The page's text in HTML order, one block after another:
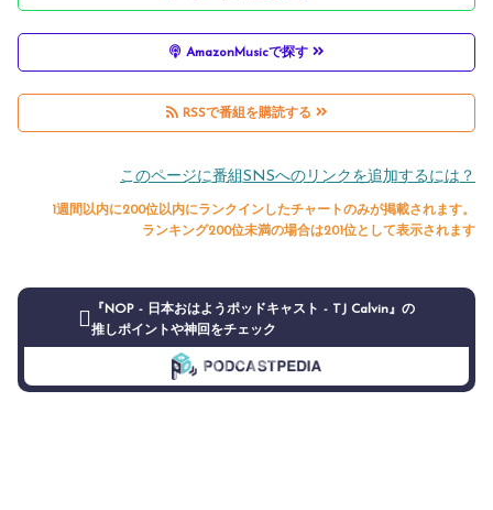
AmazonMusicで探す
RSSで番組を購読する
このページに番組SNSへのリンクを追加するには？
1週間以内に200位以内にランクインしたチャートのみが掲載されます。
ランキング200位未満の場合は201位として表示されます
『NOP - 日本おはようポッドキャスト - TJ Calvin』の
推しポイントや神回をチェック